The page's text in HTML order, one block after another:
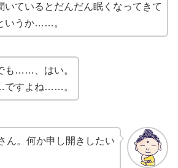
いているとだんだん眠くなってきて
いうか……。
も……、はい。
すよね……。
。何か申し開きしたい